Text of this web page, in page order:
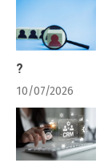
?
10/07/2026